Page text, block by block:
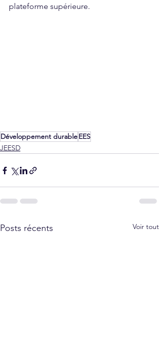
plateforme supérieure.
Développement durableEES
JEESD
Posts récents Voir tout